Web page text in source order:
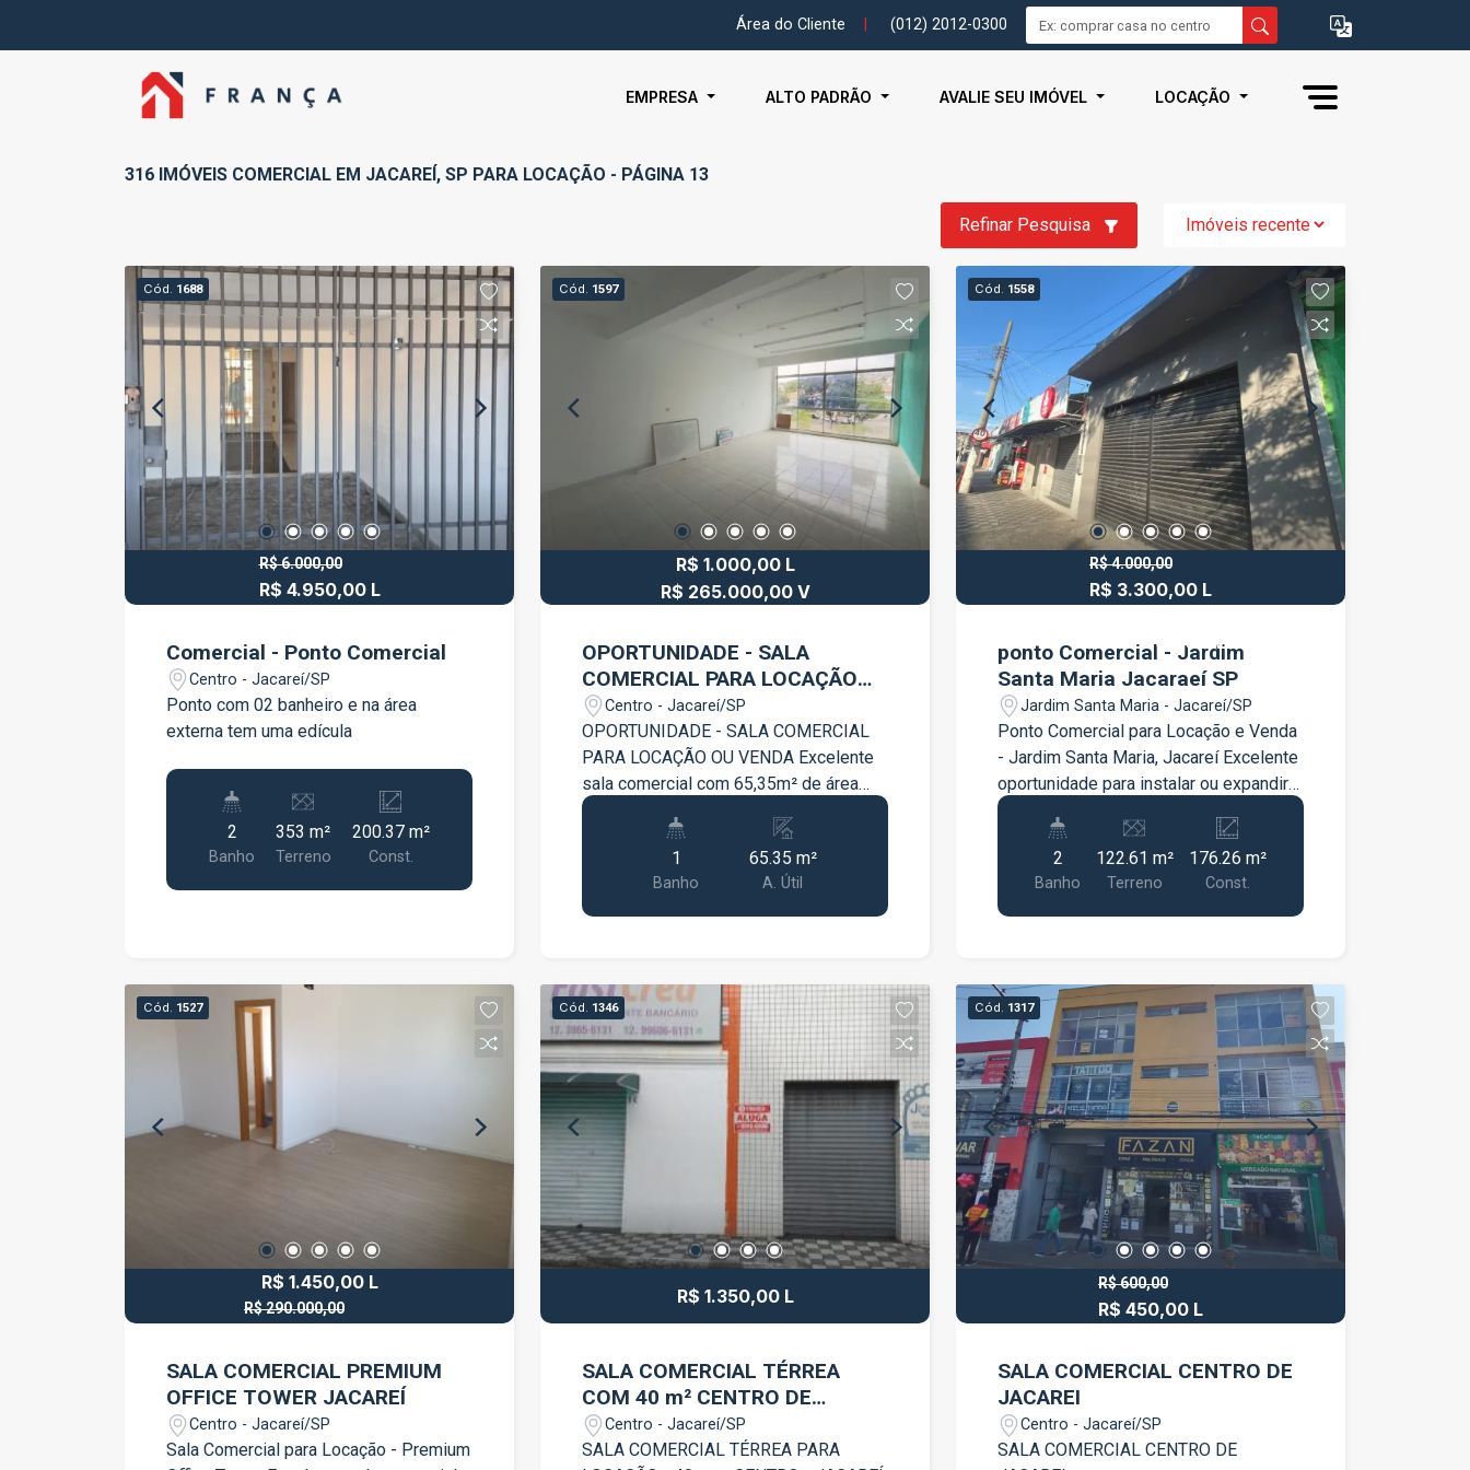
Área do Cliente (012) 2012-0300
EMPRESA ALTO PADRÃO AVALIE SEU IMÓVEL LOCAÇÃO
316 IMÓVEIS COMERCIAL EM JACAREÍ, SP PARA LOCAÇÃO - PÁGINA 13
Refinar Pesquisa
Cód. 1688
R$ 6.000,00
R$ 4.950,00 L
Comercial - Ponto Comercial
Centro - Jacareí/SP
Ponto com 02 banheiro e na área
externa tem uma edícula
2
Banho
353 m²
Terreno
200.37 m²
Const.
Cód. 1597
R$ 1.000,00 L
R$ 265.000,00 V
OPORTUNIDADE - SALA
COMERCIAL PARA LOCAÇÃO
OU VENDA
Centro - Jacareí/SP
OPORTUNIDADE - SALA COMERCIAL
PARA LOCAÇÃO OU VENDA Excelente
sala comercial com 65,35m² de área
privativa, ideal para escritórios,
consultórios, clínicas, coworking ou
diversos segmentos profissionais.
Características do imóvel: 71m² de área
privativa Sala térrea 01 banheiro
para adequação conforme a
necessidade do seu negócio.
Disponível para locação ou venda. Entre
em contato para mais informações e
agende uma visita.
1
Banho
65.35 m²
A. Útil
Cód. 1558
R$ 4.000,00
R$ 3.300,00 L
R$ 520.000,00 V
ponto Comercial - Jardim
Santa Maria Jacaraeí SP
Jardim Santa Maria - Jacareí/SP
Ponto Comercial para Locação e Venda
- Jardim Santa Maria, Jacareí Excelente
oportunidade para instalar ou expandir
seu negócio em uma região
movimentada e de fácil acesso.
Características do imóvel: Amplo
espaço interno Ideal para comércios,
escritórios, prestação de serviços,
Jardim Santa Maria, bairro com ótima
infraestrutura e próximo a comércios,
transporte e serviços. Entre em contato
para mais informações ou para agendar
uma visita.
2
Banho
122.61 m²
Terreno
176.26 m²
Const.
Cód. 1527
R$ 1.450,00 L
R$ 290.000,00
SALA COMERCIAL PREMIUM
OFFICE TOWER JACAREÍ
Centro - Jacareí/SP
Sala Comercial para Locação - Premium
Cód. 1346
R$ 1.350,00 L
SALA COMERCIAL TÉRREA
COM 40 m² CENTRO DE
JACAREÍ
Centro - Jacareí/SP
SALA COMERCIAL TÉRREA PARA
Cód. 1317
R$ 600,00
R$ 450,00 L
SALA COMERCIAL CENTRO DE
JACAREI
Centro - Jacareí/SP
SALA COMERCIAL CENTRO DE